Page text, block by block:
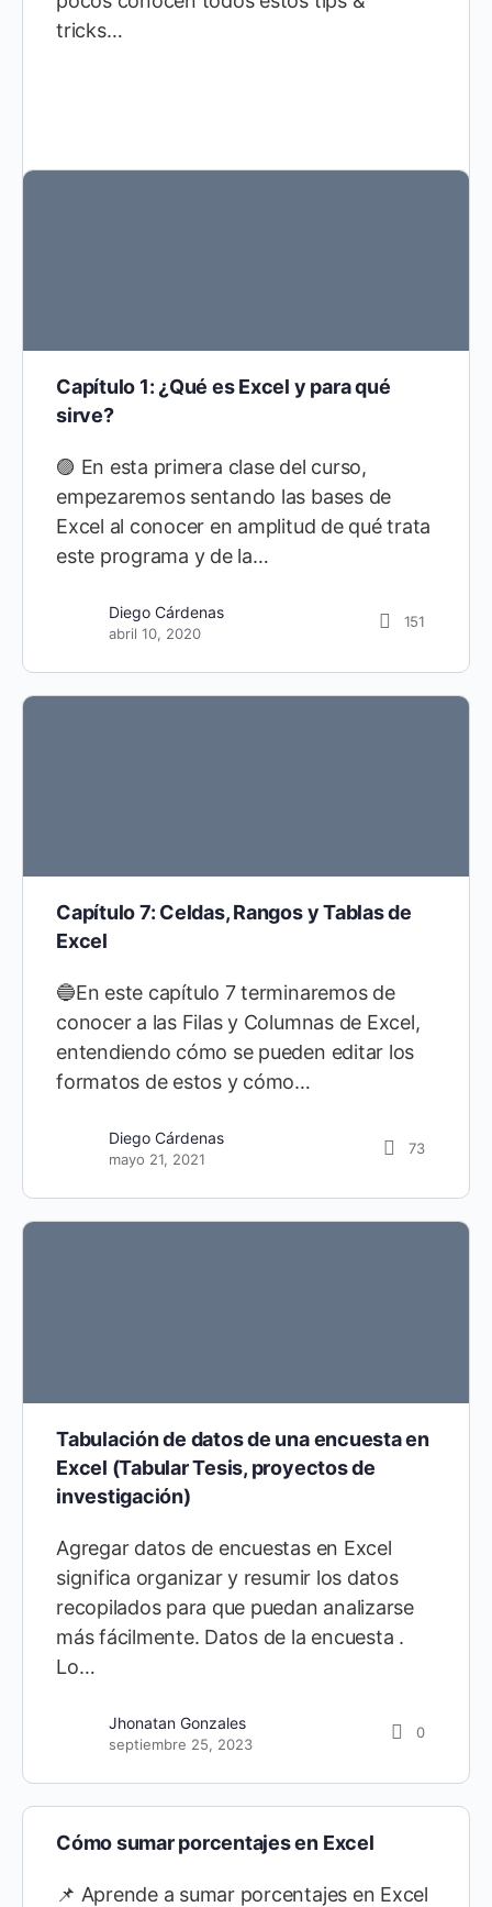
tricks…
septiembre 10, 2021
Capítulo 1: ¿Qué es Excel y para qué
sirve?
🟣 En esta primera clase del curso,
empezaremos sentando las bases de
Excel al conocer en amplitud de qué trata
este programa y de la…
Diego Cárdenas
abril 10, 2020
151
Capítulo 7: Celdas, Rangos y Tablas de
Excel
🔵En este capítulo 7 terminaremos de
conocer a las Filas y Columnas de Excel,
entendiendo cómo se pueden editar los
formatos de estos y cómo…
Diego Cárdenas
mayo 21, 2021
73
Tabulación de datos de una encuesta en
Excel (Tabular Tesis, proyectos de
investigación)
Agregar datos de encuestas en Excel
significa organizar y resumir los datos
recopilados para que puedan analizarse
más fácilmente. Datos de la encuesta .
Lo…
Jhonatan Gonzales
septiembre 25, 2023
0
Cómo sumar porcentajes en Excel
📌 Aprende a sumar porcentajes en Excel